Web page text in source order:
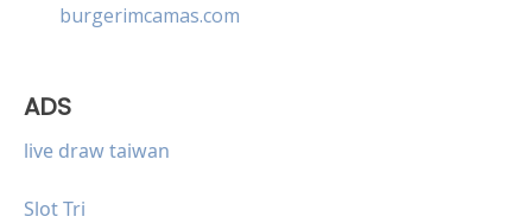
burgerimcamas.com
ADS
live draw taiwan
Slot Tri